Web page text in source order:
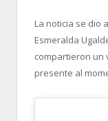
La noticia se dio
Esmeralda
compartieron un
presente al